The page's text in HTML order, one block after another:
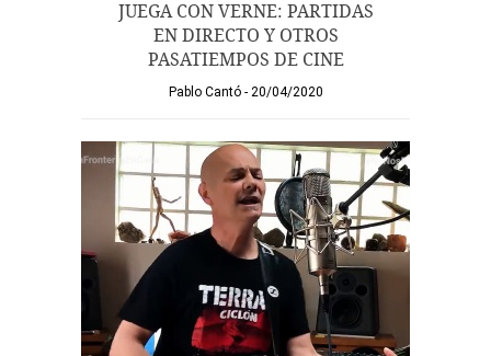
JUEGA CON VERNE: PARTIDAS
EN DIRECTO Y OTROS
PASATIEMPOS DE CINE
Pablo Cantó 20/04/2020